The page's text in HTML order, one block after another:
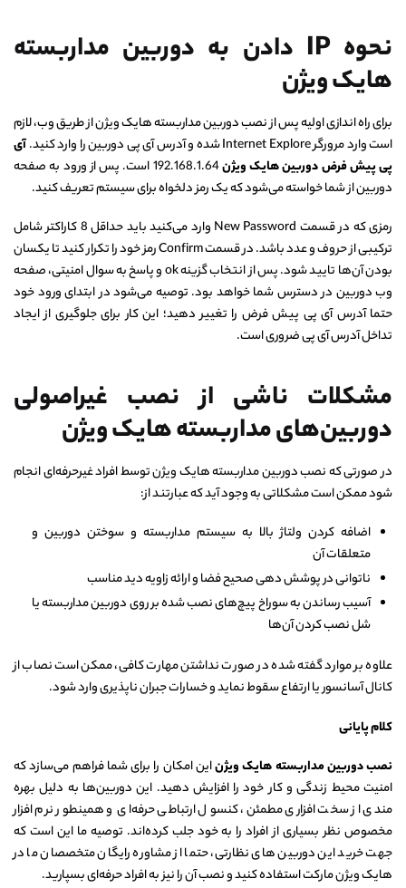
نحوه IP دادن به دوربین مداربسته
هایک ویژن
برای راه اندازی اولیه پس از نصب دوربین مداربسته هایک ویژن از طریق وب، لازم
است وارد مرورگر Internet Explore شده و آدرس آی پی دوربین را وارد کنید.
آی
پی پیش فرض دوربین هایک ویژن
192.168.1.64 است. پس از ورود به صفحه
دوربین از شما خواسته می‌شود که یک رمز دلخواه برای سیستم تعریف کنید.
رمزی که در قسمت New Password وارد می‌کنید باید حداقل 8 کاراکتر شامل
ترکیبی از حروف و عدد باشد. در قسمت Confirm رمز خود را تکرار کنید تا یکسان
بودن آن‌ها تایید شود. پس از انتخاب گزینه ok و پاسخ به سوال امنیتی، صفحه
وب دوربین در دسترس شما خواهد بود. توصیه می‌شود در ابتدای ورود خود
حتما آدرس آی پی پیش فرض را تغییر دهید؛ این کار برای جلوگیری از ایجاد
تداخل آدرس آی پی ضروری است.
مشکلات ناشی از نصب غیراصولی
دوربین‌های مداربسته هایک ویژن
در صورتی که نصب دوربین مداربسته هایک ویژن توسط افراد غیرحرفه‌ای انجام
شود ممکن است مشکلاتی به وجود آید که عبارتند از:
اضافه کردن ولتاژ بالا به سیستم مداربسته و سوختن دوربین و
متعلقات آن
ناتوانی در پوشش دهی صحیح فضا و ارائه زاویه دید مناسب
آسیب رساندن به سوراخ پیچ‌های نصب شده بر روی دوربین مداربسته یا
شل نصب کردن آن‌ها
علاوه بر موارد گفته شده در صورت نداشتن مهارت کافی، ممکن است نصاب از
کانال آسانسور یا ارتفاع سقوط نماید و خسارات جبران ناپذیری وارد شود.
کلام پایانی
نصب دوربین مداربسته هایک ویژناین امکان را برای شما فراهم می‌سازد که
امنیت محیط زندگی و کار خود را افزایش دهید. این دوربین‌ها به دلیل بهره
مندی از سخت افزاری مطمئن، کنسول ارتباطی حرفه‌ای و همینطور نرم افزار
مخصوص نظر بسیاری از افراد را به خود جلب کرده‌اند. توصیه ما این است که
جهت خرید این دوربین های نظارتی، حتما از مشاوره رایگان متخصصان ما در
هایک ویژن مارکت استفاده کنید و نصب آن را نیز به افراد حرفه‌ای بسپارید.